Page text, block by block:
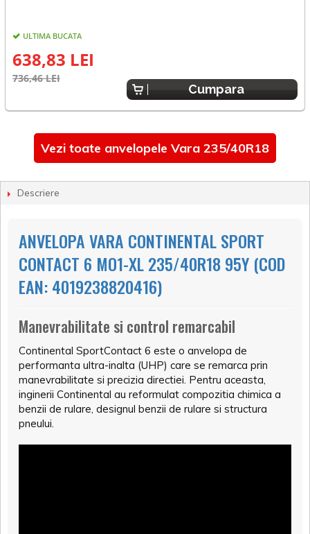
ULTIMA BUCATA
638,83 LEI
736,46 LEI
Cumpara
Vezi toate anvelopele Vara 235/40R18
Descriere
ANVELOPA VARA CONTINENTAL SPORT
CONTACT 6 MO1-XL 235/40R18 95Y (COD
EAN: 4019238820416)
Manevrabilitate si control remarcabil
Continental SportContact 6 este o anvelopa de
performanta ultra-inalta (UHP) care se remarca prin
manevrabilitate si precizia directiei. Pentru aceasta,
inginerii Continental au reformulat compozitia chimica a
benzii de rulare, designul benzii de rulare si structura
pneului.